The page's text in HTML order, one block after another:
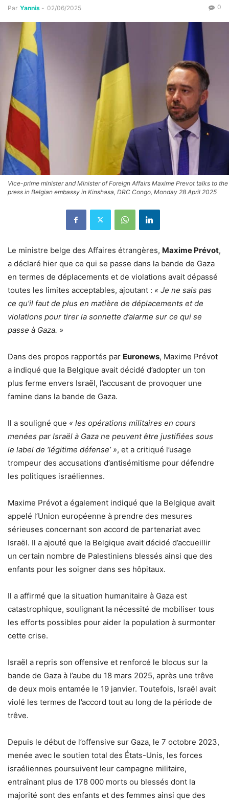
Par Yannis - 02/06/2025 0
Vice-prime minister and Minister of Foreign Affairs Maxime Prevot talks to the
press in Belgian embassy in Kinshasa, DRC Congo, Monday 28 April 2025
Le ministre belge des Affaires étrangères, Maxime Prévot,
a déclaré hier que ce qui se passe dans la bande de Gaza
en termes de déplacements et de violations avait dépassé
toutes les limites acceptables, ajoutant : « Je ne sais pas
ce qu’il faut de plus en matière de déplacements et de
violations pour tirer la sonnette d’alarme sur ce qui se
passe à Gaza. »
Dans des propos rapportés par Euronews, Maxime Prévot
a indiqué que la Belgique avait décidé d’adopter un ton
plus ferme envers Israël, l’accusant de provoquer une
famine dans la bande de Gaza.
Il a souligné que « les opérations militaires en cours
menées par Israël à Gaza ne peuvent être justifiées sous
le label de ‘légitime défense’ », et a critiqué l’usage
trompeur des accusations d’antisémitisme pour défendre
les politiques israéliennes.
Maxime Prévot a également indiqué que la Belgique avait
appelé l’Union européenne à prendre des mesures
sérieuses concernant son accord de partenariat avec
Israël. Il a ajouté que la Belgique avait décidé d’accueillir
un certain nombre de Palestiniens blessés ainsi que des
enfants pour les soigner dans ses hôpitaux.
Il a affirmé que la situation humanitaire à Gaza est
catastrophique, soulignant la nécessité de mobiliser tous
les efforts possibles pour aider la population à surmonter
cette crise.
Israël a repris son offensive et renforcé le blocus sur la
bande de Gaza à l’aube du 18 mars 2025, après une trêve
de deux mois entamée le 19 janvier. Toutefois, Israël avait
violé les termes de l’accord tout au long de la période de
trêve.
Depuis le début de l’offensive sur Gaza, le 7 octobre 2023,
menée avec le soutien total des États-Unis, les forces
israéliennes poursuivent leur campagne militaire,
entraînant plus de 178 000 morts ou blessés dont la
majorité sont des enfants et des femmes ainsi que des